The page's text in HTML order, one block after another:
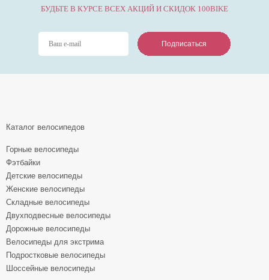
БУДЬТЕ В КУРСЕ ВСЕХ АКЦИЙ И СКИДОК 100BIKE
Подписаться
Подписаться
Подписаться
Каталог велосипедов
Горные велосипеды
Фэтбайки
Детские велосипеды
Женские велосипеды
Складные велосипеды
Двухподвесные велосипеды
Дорожные велосипеды
Велосипеды для экстрима
Подростковые велосипеды
Шоссейные велосипеды